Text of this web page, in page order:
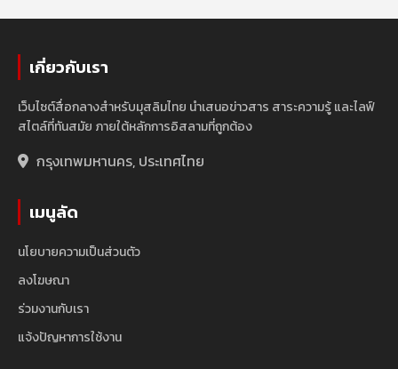
เกี่ยวกับเรา
เว็บไซต์สื่อกลางสำหรับมุสลิมไทย นำเสนอข่าวสาร สาระความรู้ และไลฟ์
สไตล์ที่ทันสมัย ภายใต้หลักการอิสลามที่ถูกต้อง
กรุงเทพมหานคร, ประเทศไทย
เมนูลัด
นโยบายความเป็นส่วนตัว
ลงโฆษณา
ร่วมงานกับเรา
แจ้งปัญหาการใช้งาน